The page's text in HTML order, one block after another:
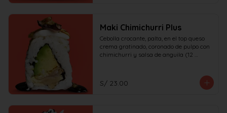
Maki Chimichurri Plus
Cebolla crocante, palta, en el top queso
crema gratinado, coronado de pulpo con
chimichurri y salsa de anguila (12
S/ 23.00